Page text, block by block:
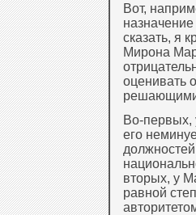
Вот,
сказать, я
Мирона
оценивать
Во-первых,
его
вторых, у
равной